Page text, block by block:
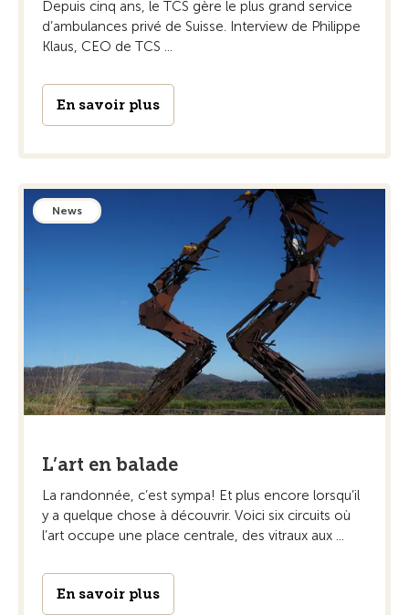
Depuis cinq ans, le TCS gère le plus grand service
d’ambulances privé de Suisse. Interview de Philippe
Klaus, CEO de TCS ...
En savoir plus
News
L’art en balade
La randonnée, c’est sympa! Et plus encore ­lorsqu’il
y a quelque chose à découvrir. Voici six circuits où
l’art occupe une place centrale, des vitraux aux ...
En savoir plus